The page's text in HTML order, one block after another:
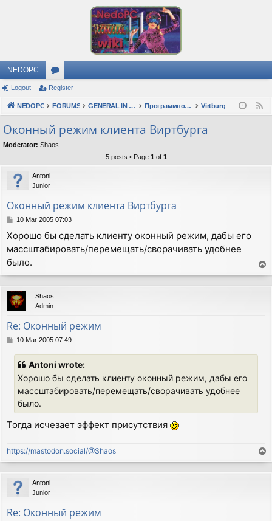
NEDOPC
or
u
m
s
Logout Register
NEDOPC FORUMS GENERAL IN RUSSIAN Программное обеспечение Virtburg
Оконный режим клиента Виртбурга
Moderator: Shaos
5 posts • Page 1 of 1
Antoni
Junior
Оконный режим клиента Виртбурга
P
s
t
10 Mar 2005 07:03
Хорошо бы сделать клиенту оконный режим, дабы его
массштабировать/перемещать/сворачивать удобнее
было.
o
p
Shaos
Admin
Re: Оконный режим
P10 Mar 2005 07:49
Antoni wrote:
Хорошо бы сделать клиенту оконный режим, дабы его
массштабировать/перемещать/сворачивать удобнее
было.
Тогда исчезает эффект присутствия
https://mastodon.social/@Shaos
o
p
Antoni
Junior
Re: Оконный режим